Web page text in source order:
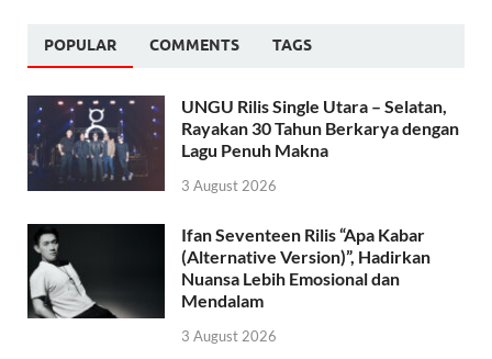
POPULAR COMMENTS TAGS
UNGU Rilis Single Utara – Selatan,
Rayakan 30 Tahun Berkarya dengan
Lagu Penuh Makna
3 August 2026
Ifan Seventeen Rilis “Apa Kabar
(Alternative Version)”, Hadirkan
Nuansa Lebih Emosional dan
Mendalam
3 August 2026